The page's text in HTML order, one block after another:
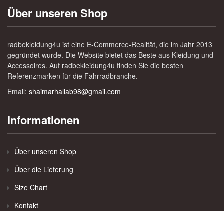
Über unseren Shop
radbekleidung4u ist eine E-Commerce-Realität, die im Jahr 2013
gegründet wurde. Die Website bietet das Beste aus Kleidung und
Accessoires. Auf radbekleidung4u finden Sie die besten
Referenzmarken für die Fahrradbranche.
Email: shaimarhallab98@gmail.com
Informationen
Über unseren Shop
Über die Lieferung
Size Chart
Kontakt